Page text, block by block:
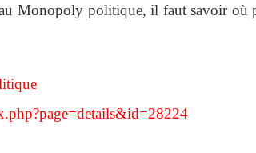
Monopoly politique, il faut savoir où